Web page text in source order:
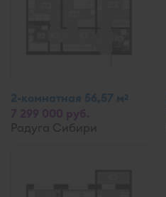
2-комнатная 56,57 м2
Радуга Сибири